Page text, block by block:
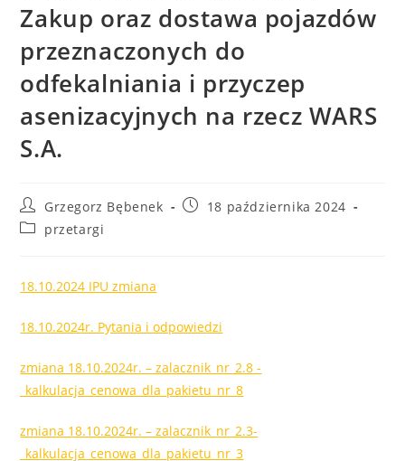
Zakup oraz dostawa pojazdów
przeznaczonych do
odfekalniania i przyczep
asenizacyjnych na rzecz WARS
S.A.
Post
author:
Grzegorz Bębenek
Post18 października 2024
Postprzetargi
18.10.2024 IPU zmiana
18.10.2024r. Pytania i odpowiedzi
zmiana 18.10.2024r. – zalacznik_nr_2.8 -
_kalkulacja_cenowa_dla_pakietu_nr_8
zmiana 18.10.2024r. – zalacznik_nr_2.3-
_kalkulacja_cenowa_dla_pakietu_nr_3